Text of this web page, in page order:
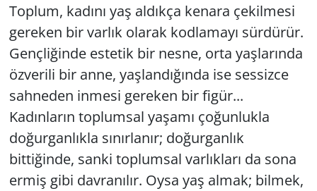
Toplum, kadını yaş aldıkça kenara çekilmesi
gereken bir varlık olarak kodlamayı sürdürür.
Gençliğinde estetik bir nesne, orta yaşlarında
özverili bir anne, yaşlandığında ise sessizce
sahneden inmesi gereken bir figür...
Kadınların toplumsal yaşamı çoğunlukla
doğurganlıkla sınırlanır; doğurganlık
bittiğinde, sanki toplumsal varlıkları da sona
ermiş gibi davranılır. Oysa yaş almak; bilmek,
KÜLTÜR SANAT
MAGAZİN
POLİTİKA
RESMİ İLANLAR
SAĞLIK